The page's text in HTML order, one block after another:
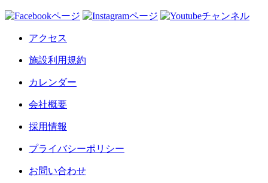
アクセス
施設利用規約
カレンダー
会社概要
採用情報
プライバシーポリシー
お問い合わせ